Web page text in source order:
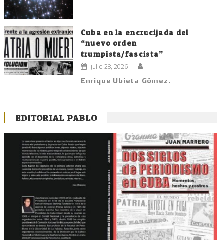
Cuba en la encrucijada del
“nuevo orden
trumpista/fascista”
julio 28, 2026
Enrique Ubieta Gómez.
EDITORIAL PABLO